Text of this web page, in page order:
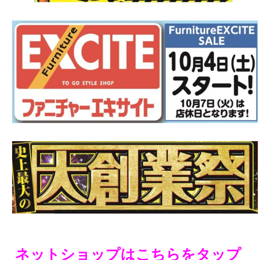
ネットショップはこちらをタップ